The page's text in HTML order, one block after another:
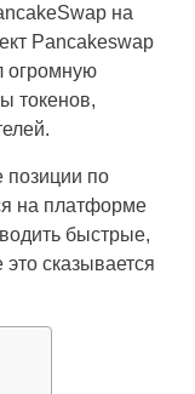
на
Pancakeswap
огромную
токенов,
позиции по
на платформе
быстрые,
сказывается